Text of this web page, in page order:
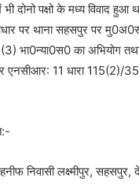
दोनो पक्षो के मध्य विवाद
पर थाना सहसपुर पर
भा0न्या0स0 का अभियोग
एनसीआर: 11 धारा 115(2)/
निवासी लक्ष्मीपुर,